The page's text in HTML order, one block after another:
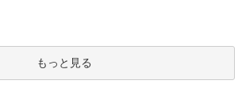
もっと見る